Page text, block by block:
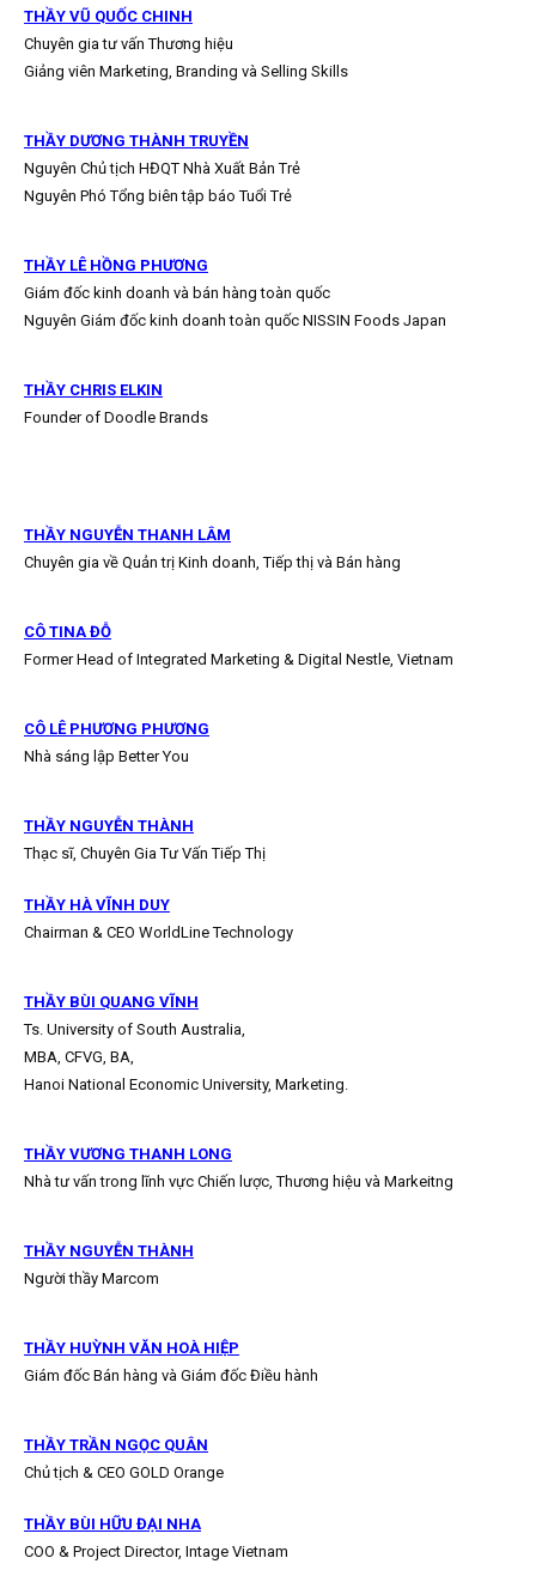
THẦY VŨ QUỐC CHINH
Chuyên gia tư vấn Thương hiệu
Giảng viên Marketing, Branding và Selling Skills
THẦY DƯƠNG THÀNH TRUYỀN
Nguyên Chủ tịch HĐQT Nhà Xuất Bản Trẻ
Nguyên Phó Tổng biên tập báo Tuổi Trẻ
THẦY LÊ HỒNG PHƯƠNG
Giám đốc kinh doanh và bán hàng toàn quốc
Nguyên Giám đốc kinh doanh toàn quốc NISSIN Foods Japan
THẦY CHRIS ELKIN
Founder of Doodle Brands
THẦY NGUYỄN THANH LÂM
Chuyên gia về Quản trị Kinh doanh, Tiếp thị và Bán hàng
CÔ TINA ĐỖ
Former Head of Integrated Marketing & Digital Nestle, Vietnam
CÔ LÊ PHƯƠNG PHƯƠNG
Nhà sáng lập Better You
THẦY NGUYỄN THÀNH
Thạc sĩ, Chuyên Gia Tư Vấn Tiếp Thị
THẦY HÀ VĨNH DUY
Chairman & CEO WorldLine Technology
THẦY BÙI QUANG VĨNH
Ts. University of South Australia,
MBA, CFVG, BA,
Hanoi National Economic University, Marketing.
THẦY VƯƠNG THANH LONG
Nhà tư vấn trong lĩnh vực Chiến lược, Thương hiệu và Markeitng
THẦY NGUYỄN THÀNH
Người thầy Marcom
THẦY HUỲNH VĂN HOÀ HIỆP
Giám đốc Bán hàng và Giám đốc Điều hành
THẦY TRẦN NGỌC QUÂN
Chủ tịch & CEO GOLD Orange
THẦY BÙI HỮU ĐẠI NHA
COO & Project Director, Intage Vietnam